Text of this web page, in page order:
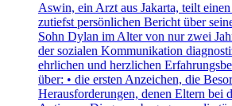
Aswin, ein Arzt aus Jakarta, teilt
zutiefst persönlichen Bericht über
Sohn Dylan im Alter von nur zwei
der sozialen Kommunikation
ehrlichen und herzlichen
über: • die ersten Anzeichen, die
Herausforderungen, denen Eltern bei